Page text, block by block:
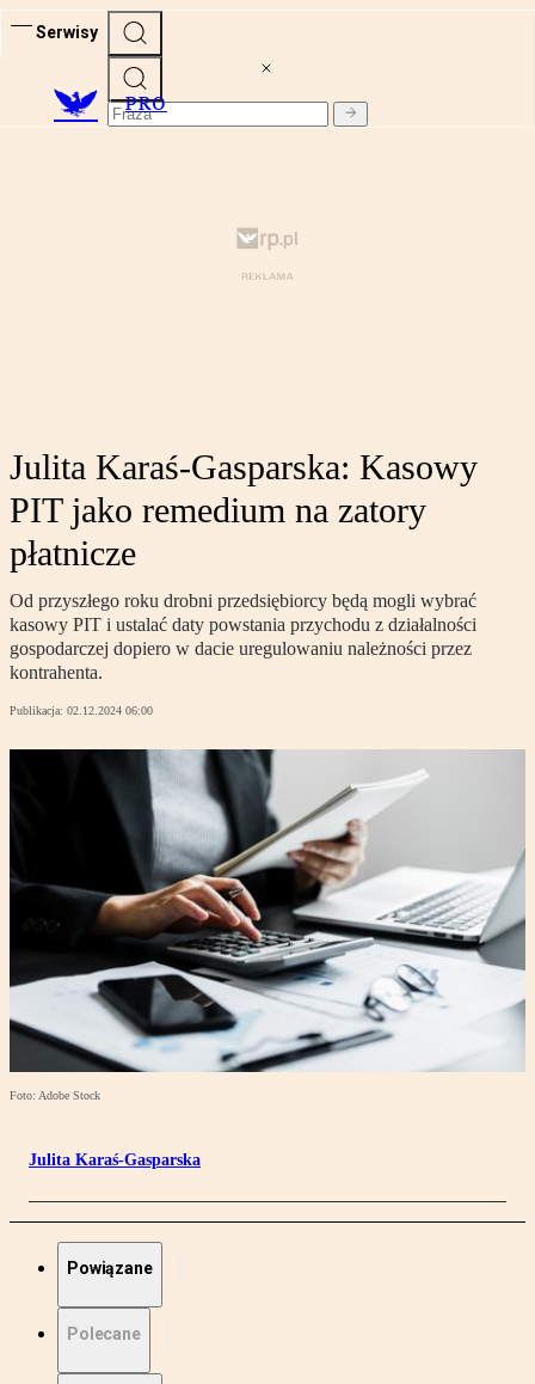
Serwisy
PRO
Julita Karaś-Gasparska: Kasowy
PIT jako remedium na zatory
płatnicze
Od przyszłego roku drobni przedsiębiorcy będą mogli wybrać
kasowy PIT i ustalać daty powstania przychodu z działalności
gospodarczej dopiero w dacie uregulowaniu należności przez
kontrahenta.
Publikacja: 02.12.2024 06:00
Foto: Adobe Stock
Julita Karaś-Gasparska
Powiązane
Polecane